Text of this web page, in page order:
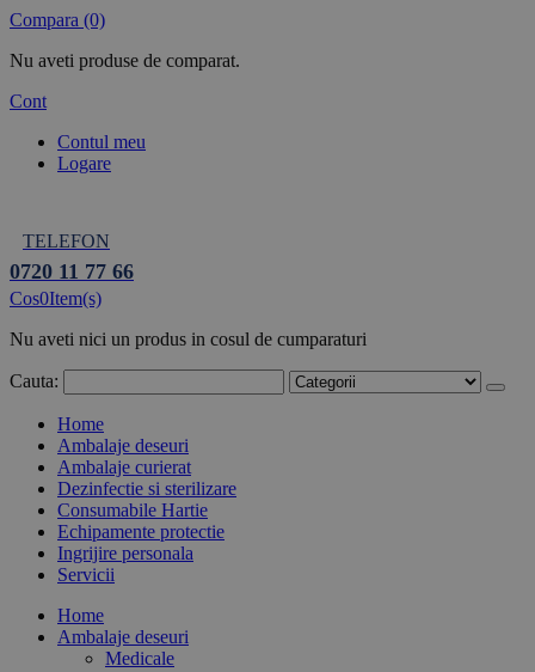
Compara (0)
Nu aveti produse de comparat.
Cont
Contul meu
Logare
TELEFON
0720 11 77 66
Cos0Item(s)
Nu aveti nici un produs in cosul de cumparaturi
Cauta:
Home
Ambalaje deseuri
Ambalaje curierat
Dezinfectie si sterilizare
Consumabile Hartie
Echipamente protectie
Ingrijire personala
Servicii
Home
Ambalaje deseuri
Medicale